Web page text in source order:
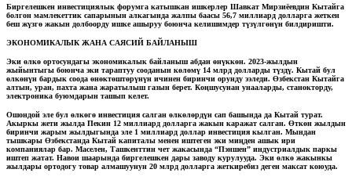
Биргелешкен инвестициялык форумга катышкан ишкерлер Шавкат Мирзиёевдин Кытайга
болгон мамлекеттик сапарынын алкагында жалпы баасы 56,7 миллиард долларга жеткен
беш жүзгө жакын долбоорду ишке ашыруу боюнча келишимдер түзүлгөнүн билдиришти.
ЭКОНОМИКАЛЫК ЖАНА САЯСИЙ БАЙЛАНЫШ
Эки өлкө ортосундагы экономикалык байланыш абдан өнүккөн. 2023-жылдын
жыйынтыгы боюнча эки тараптуу сооданын көлөмү 14 млрд долларды түздү. Кытай бул
өлкөнүн бардык соода өнөктөштөрүнүн ичинен биринчи орунду ээледи. Өзбекстан Кытайга
алтын, уран, пахта жана жаратылыш газын берет. Коңшусунан унааларды, станокторду,
электроника буюмдарын ташып келет.
Ошондой эле бул өлкөгө инвестиция салган өлкөлөрдүн сап башында да Кытай турат.
Акыркы жети жылда Пекин 12 миллиард долларга жакын каражат салган. Өткөн жылдын
биринчи жарым жылдыгында эле 1 миллиард доллар инвестиция кылган. Мындан
тышкары Өзбекстанда Кытай капиталы менен иштеген эки миңден ашык ири
компаниялар бар. Маселен, Ташкенттин чет жакасында “Пэншен” индустриалдык паркы
иштеп жатат. Навои шаарында биргелешкен дары заводу курулууда. Эки өлкө жакынкы
жылдары ортодогу товар алмашуунун 20 млрд долларга жеткиребиз деген максат коюуда.